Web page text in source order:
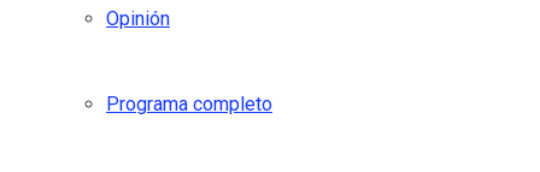
Opinión
Programa completo